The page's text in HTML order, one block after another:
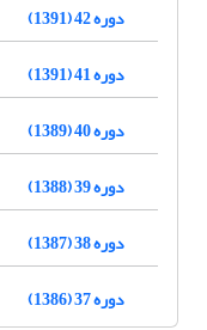
دوره 42 (1391)
دوره 41 (1391)
دوره 40 (1389)
دوره 39 (1388)
دوره 38 (1387)
دوره 37 (1386)